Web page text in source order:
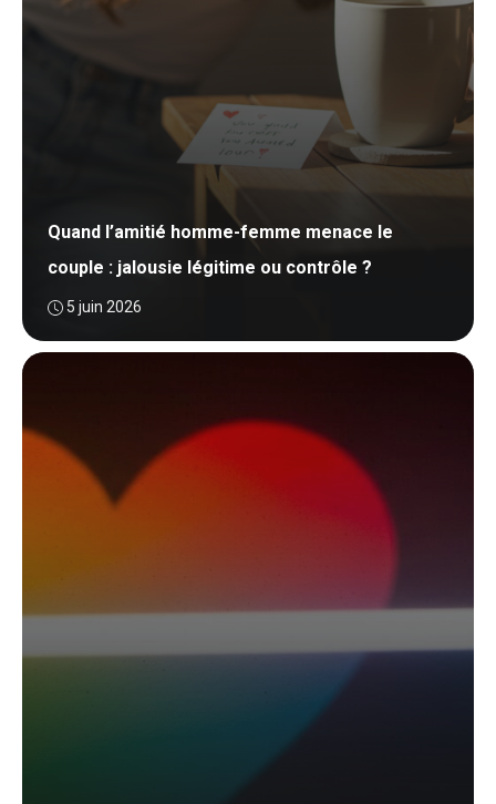
Quand l’amitié homme-femme menace le
couple : jalousie légitime ou contrôle ?
5 juin 2026